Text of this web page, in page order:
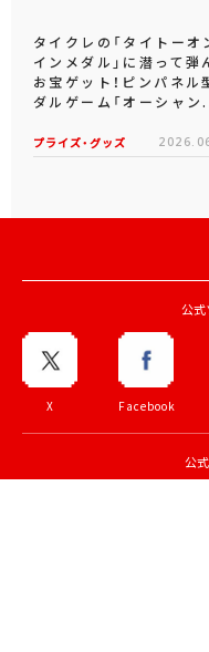
タイクレの「タイトーオ
インメダル」に潜って弾
お宝ゲット！ピンパネル
ダルゲーム「オーシャン
プライズ・グッズ
公式
X Facebook
公